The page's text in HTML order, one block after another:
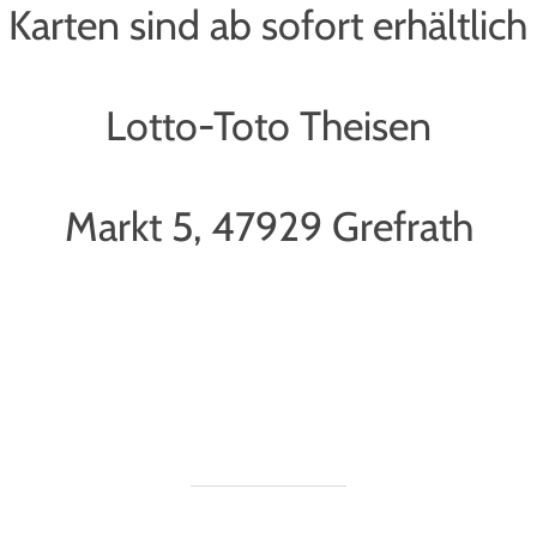
sind ab sofort erhältlich
Lotto-Toto Theisen
Markt 5, 47929 Grefrath